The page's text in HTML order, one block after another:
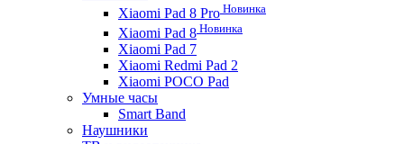
Xiaomi Pad 8 Pro Новинка
Xiaomi Pad 8 Новинка
Xiaomi Pad 7
Xiaomi Redmi Pad 2
Xiaomi POCO Pad
Умные часы
Smart Band
Наушники